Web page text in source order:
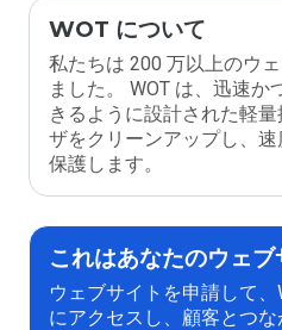
WOT について
私たちは 200 万以上のウ
ました。 WOT は、迅速
きるように設計された軽
ザをクリーンアップし、
保護します。
これはあなたのウェブ
ウェブサイトを申請して
にアクセスし、顧客とつな